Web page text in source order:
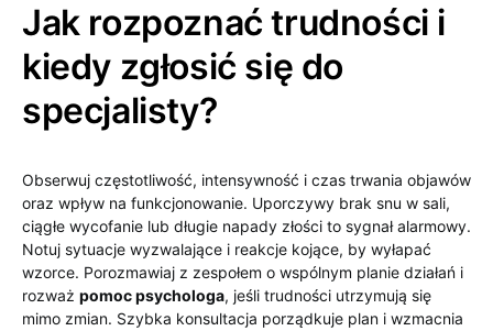
Jak rozpoznać trudności i
kiedy zgłosić się do
specjalisty?
Obserwuj częstotliwość, intensywność i czas trwania objawów
oraz wpływ na funkcjonowanie. Uporczywy brak snu w sali,
ciągłe wycofanie lub długie napady złości to sygnał alarmowy.
Notuj sytuacje wyzwalające i reakcje kojące, by wyłapać
wzorce. Porozmawiaj z zespołem o wspólnym planie działań i
rozważ pomoc psychologa, jeśli trudności utrzymują się
mimo zmian. Szybka konsultacja porządkuje plan i wzmacnia